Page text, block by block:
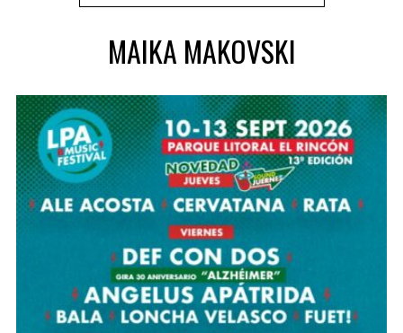
MAIKA MAKOVSKI